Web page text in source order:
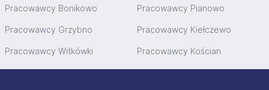
Pracowawcy Bonikowo Pracowawcy Pianowo
Pracowawcy Grzybno Pracowawcy Kiełczewo
Pracowawcy Witkówki Pracowawcy Kościan